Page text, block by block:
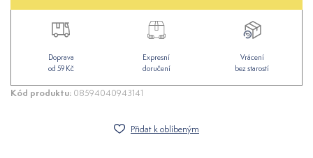
Doprava
od 59 Kč
Expresní
doručení
Vrácení
bez starostí
Kód produktu: 08594040943141
Přidat k oblíbeným